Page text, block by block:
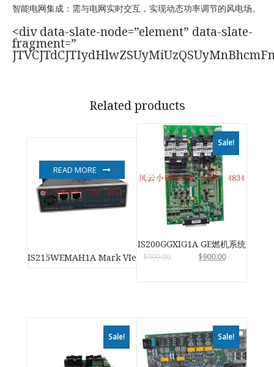
智能电网集成：需与电网实时交互，实现动态功率调节的风电场。
<div data-slate-node=”element” data-slate-
fragment=”
Related products
IS215WEMAH1A Mark VIe 风力涡轮机控制系统
READ MORE
Sale!
IS200GGXIG1A GE燃机系统
$999.00 $900.00
Sale! Sale!